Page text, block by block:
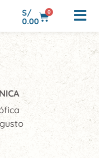
S/
0.00
0